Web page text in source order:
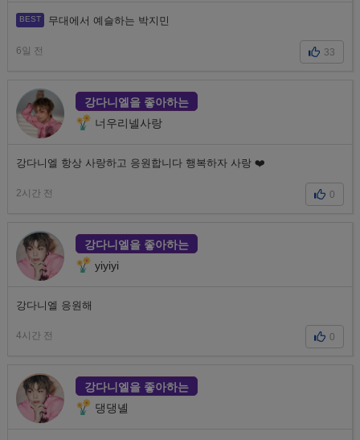
무대에서 예슬하는 박지민
6일 전 33
강다니엘을 좋아하는
너우리넬사랑
강다니엘 항상 사랑하고 응원합니다 행복하자 사랑 ❤️
2시간 전 0
강다니엘을 좋아하는
yiyiyi
강다니엘 응원해
4시간 전 0
강다니엘을 좋아하는
댕댕녤